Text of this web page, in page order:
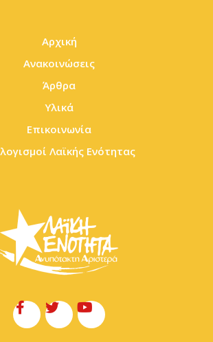
Αρχική
Ανακοινώσεις
Άρθρα
Υλικά
Επικοινωνία
Λαϊκής Ενότητας